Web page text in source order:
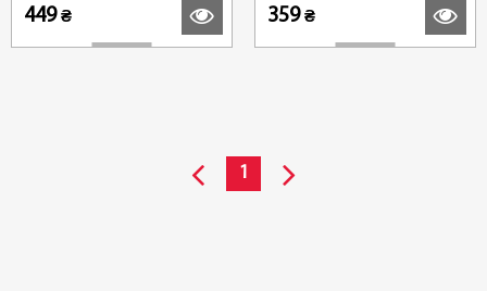
449₴ 359₴
1